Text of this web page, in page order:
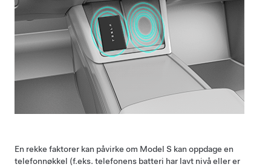
En rekke faktorer kan påvirke om Model S kan oppdage en
telefonnøkkel (f.eks. telefonens batteri har lavt nivå eller er